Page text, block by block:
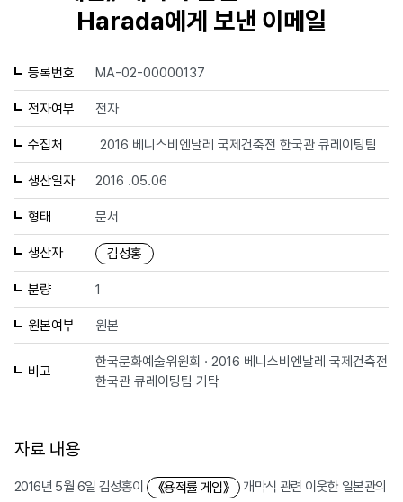
Harada에게 보낸 이메일
등록번호 MA-02-00000137
전자여부 전자
수집처 2016 베니스비엔날레 국제건축전 한국관 큐레이팅팀
생산일자 2016 .05.06
형태 문서
생산자 김성홍
분량 1
원본여부 원본
비고
한국문화예술위원회 · 2016 베니스비엔날레 국제건축전
한국관 큐레이팅팀 기탁
자료 내용
2016년 5월 6일 김성홍이 《용적률 게임》
개막식 관련 이웃한 일본관의